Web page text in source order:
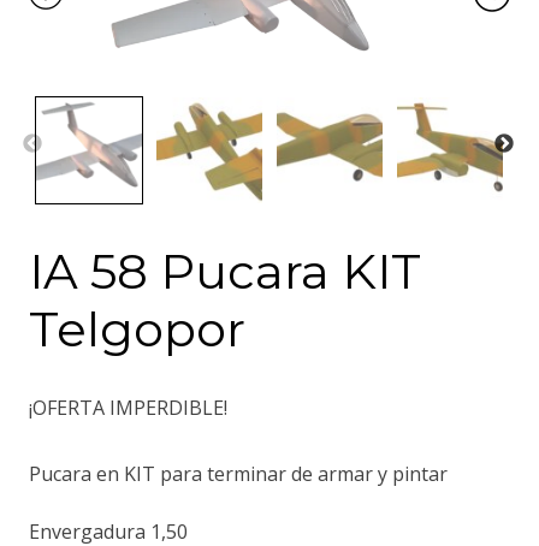
IA 58 Pucara KIT
Telgopor
¡OFERTA IMPERDIBLE!
Pucara en KIT para terminar de armar y pintar
Envergadura 1,50